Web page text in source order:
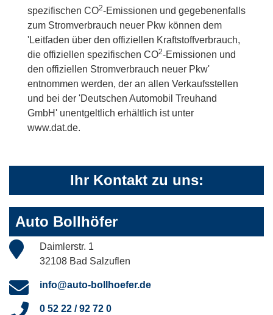
spezifischen CO2-Emissionen und gegebenenfalls
zum Stromverbrauch neuer Pkw können dem
'Leitfaden über den offiziellen Kraftstoffverbrauch,
die offiziellen spezifischen CO2-Emissionen und
den offiziellen Stromverbrauch neuer Pkw'
entnommen werden, der an allen Verkaufsstellen
und bei der 'Deutschen Automobil Treuhand
GmbH' unentgeltlich erhältlich ist unter
www.dat.de.
Ihr Kontakt zu uns:
Auto Bollhöfer
Daimlerstr. 1
32108 Bad Salzuflen
info@auto-bollhoefer.de
0 52 22 / 92 72 0